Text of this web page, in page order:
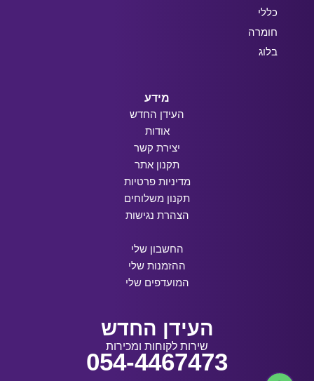
כללי
חומרה
בלוג
מידע
העידן החדש
אודות
יצירת קשר
תקנון אתר
מדיניות פרטיות
תקנון משלוחים
הצהרת נגישות
החשבון שלי
ההזמנות שלי
המועדפים שלי
העידן החדש
שירות לקוחות ומכירות
054-4467473